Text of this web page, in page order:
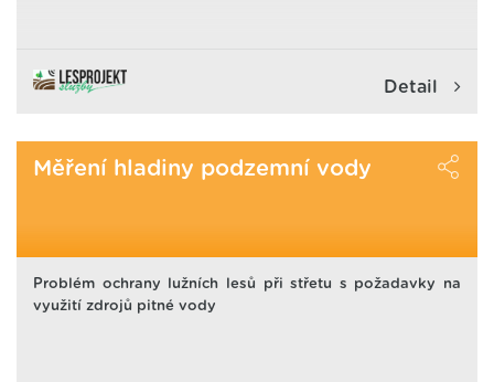
Detail
Měření hladiny podzemní vody
Problém ochrany lužních lesů při střetu s požadavky na
využití zdrojů pitné vody